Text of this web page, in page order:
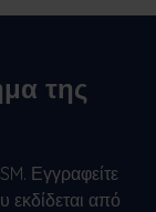
της
Εγγραφείτε
εκδίδεται από